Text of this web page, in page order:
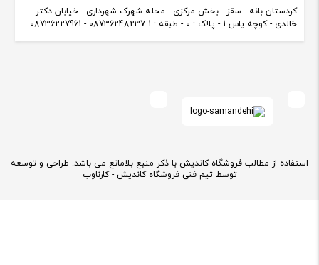
کردستان بانه - سقز - بخش مرکزی - محله شهرک شهرداری - خیابان دکتر
خالدی - کوچه یاس 1 - پلاک : 0 - طبقه : 1 08736248237 - 08736227961
استفاده از مطالب فروشگاه کاندیش با ذکر منبع بلامانع می باشد. طراحی و توسعه
توسط تیم فنی فروشگاه کاندیش -کارناوب